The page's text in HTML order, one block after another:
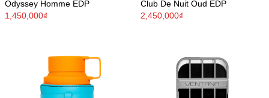
Odyssey Homme EDP
1,450,000₫
Club De Nuit Oud EDP
2,450,000₫